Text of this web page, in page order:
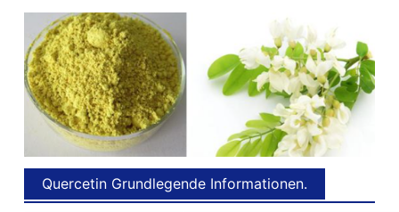
Quercetin Grundlegende Informationen.